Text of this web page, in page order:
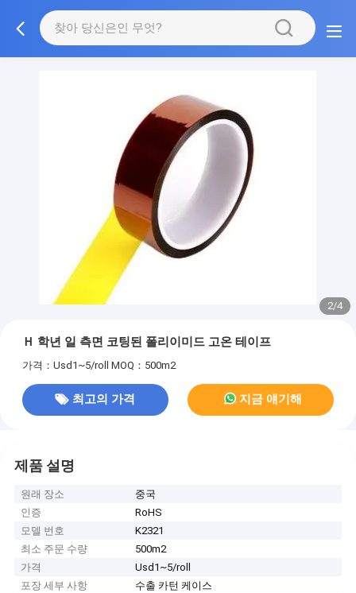
2/4
Ｈ 학년 일 측면 코팅된 폴리이미드 고온 테이프
가격：Usd1~5/roll MOQ：500m2
최고의 가격 지금 얘기해
제품 설명
원래 장소
중국
인증
RoHS
모델 번호
K2321
최소 주문 수량
500m2
가격
Usd1~5/roll
포장 세부 사항
수출 카턴 케이스